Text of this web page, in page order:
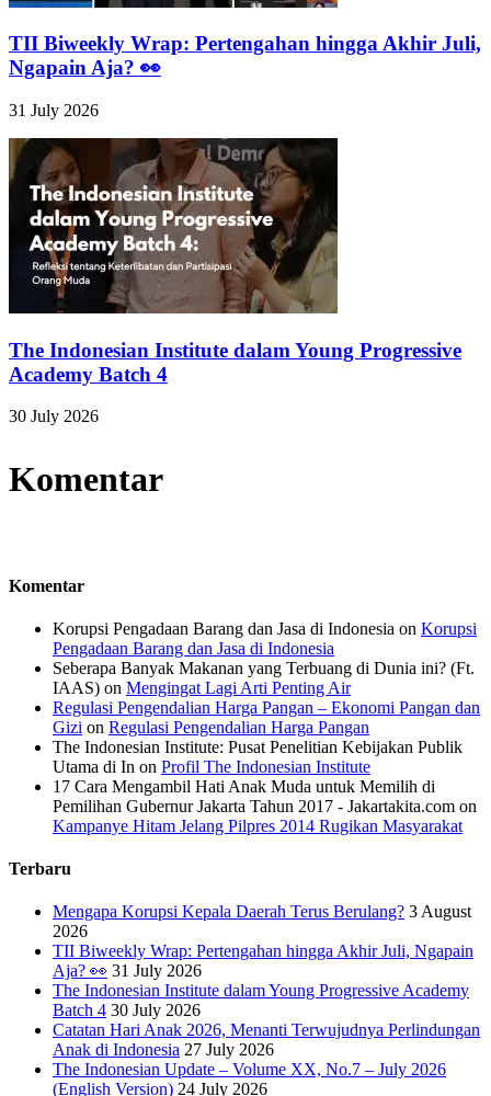
TII Biweekly Wrap: Pertengahan hingga Akhir Juli,
Ngapain Aja? 👀
31 July 2026
The Indonesian Institute dalam Young Progressive
Academy Batch 4
30 July 2026
Komentar
Komentar
Korupsi Pengadaan Barang dan Jasa di Indonesia on Korupsi
Pengadaan Barang dan Jasa di Indonesia
Seberapa Banyak Makanan yang Terbuang di Dunia ini? (Ft.
IAAS) on Mengingat Lagi Arti Penting Air
Regulasi Pengendalian Harga Pangan – Ekonomi Pangan dan
Gizi on Regulasi Pengendalian Harga Pangan
The Indonesian Institute: Pusat Penelitian Kebijakan Publik
Utama di In on Profil The Indonesian Institute
17 Cara Mengambil Hati Anak Muda untuk Memilih di
Pemilihan Gubernur Jakarta Tahun 2017 - Jakartakita.com on
Kampanye Hitam Jelang Pilpres 2014 Rugikan Masyarakat
Terbaru
Mengapa Korupsi Kepala Daerah Terus Berulang? 3 August
2026
TII Biweekly Wrap: Pertengahan hingga Akhir Juli, Ngapain
Aja? 👀 31 July 2026
The Indonesian Institute dalam Young Progressive Academy
Batch 4 30 July 2026
Catatan Hari Anak 2026, Menanti Terwujudnya Perlindungan
Anak di Indonesia 27 July 2026
The Indonesian Update – Volume XX, No.7 – July 2026
(English Version) 24 July 2026